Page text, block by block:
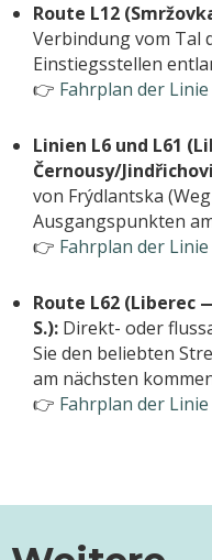
Route L12
Verbindung vom Tal
Einstiegsstellen
👉 Fahrplan der Linie
Linien L6 und L61
Černousy/
von Frýdlantska
Ausgangspunkten
👉 Fahrplan der Linie
Route L62 (Liberec
S.): Direkt- oder
Sie den beliebten
am nächsten
👉 Fahrplan der Linie